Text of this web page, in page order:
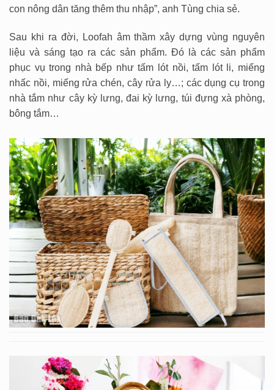
con nông dân tăng thêm thu nhập”, anh Tùng chia sẻ.
Sau khi ra đời, Loofah âm thầm xây dựng vùng nguyên
liệu và sáng tạo ra các sản phẩm. Đó là các sản phẩm
phục vụ trong nhà bếp như tấm lót nồi, tấm lót li, miếng
nhấc nồi, miếng rửa chén, cây rửa ly…; các dụng cụ trong
nhà tắm như cây kỳ lưng, đai kỳ lưng, túi đựng xà phòng,
bông tắm…